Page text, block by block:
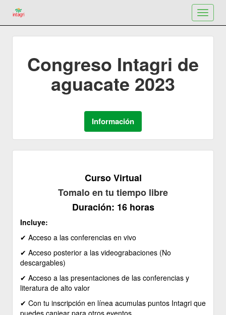
Toggle
Congreso Intagri de
aguacate 2023
Curso Virtual
Tomalo en tu tiempo libre
Duración: 16 horas
Incluye:
✔ ​Acceso a las conferencias en vivo
✔ ​Acceso posterior a las videograbaciones (No
descargables)
✔ ​Acceso a las presentaciones de las conferencias y
literatura de alto valor
✔ ​Con tu inscripción en línea acumulas puntos Intagri que
puedes canjear para otros eventos